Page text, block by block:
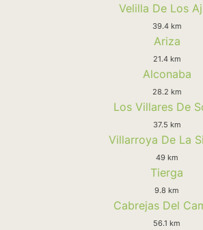
Velilla De Los
39.4 km
Ariza
21.4 km
Alconaba
28.2 km
Los Villares De
37.5 km
Villarroya De La
49 km
Tierga
9.8 km
Cabrejas Del
56.1 km